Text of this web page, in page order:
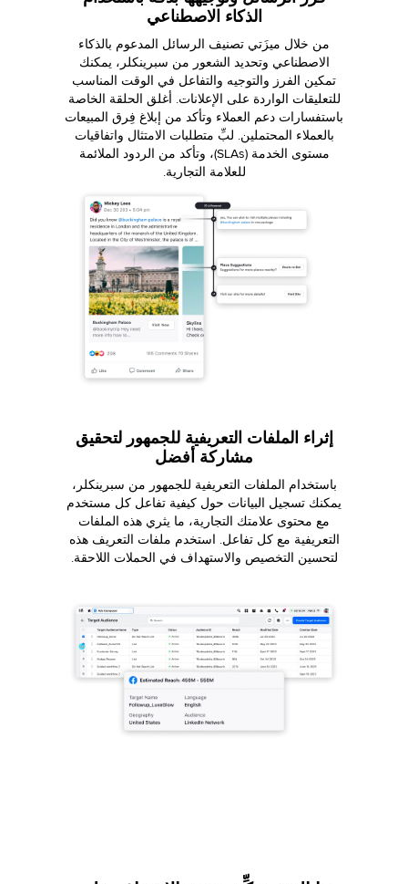
الذكاء الاصطناعي
من خلال ميزَتي تصنيف الرسائل المدعوم بالذكاء
الاصطناعي وتحديد الشعور من سبرينكلر، يمكنك
تمكين الفرز والتوجيه والتفاعل في الوقت المناسب
للتعليقات الواردة على الإعلانات. أغلق الحلقة الخاصة
باستفسارات دعم العملاء وتأكد من إبلاغ فِرق المبيعات
بالعملاء المحتملين. لبِّ متطلبات الامتثال واتفاقيات
مستوى الخدمة (SLAs)، وتأكد من الردود الملائمة
للعلامة التجارية.
إثراء الملفات التعريفية للجمهور لتحقيق
مشاركة أفضل
باستخدام الملفات التعريفية للجمهور من سبرينكلر،
يمكنك تسجيل البيانات حول كيفية تفاعل كل مستخدم
مع محتوى علامتك التجارية، ما يثري هذه الملفات
التعريفية مع كل تفاعل. استخدم ملفات التعريف هذه
لتحسين التخصيص والاستهداف في الحملات اللاحقة.